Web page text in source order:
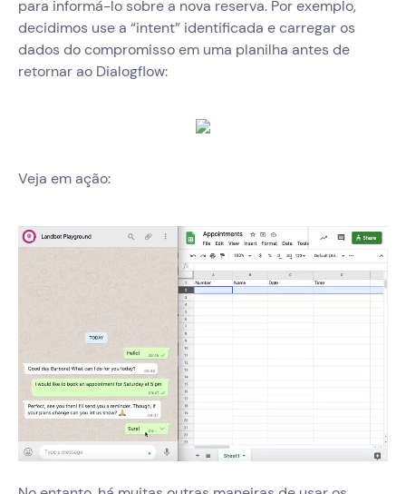
para informá-lo sobre a nova reserva. Por exemplo,
decidimos use a “intent” identificada e carregar os
dados do compromisso em uma planilha antes de
retornar ao Dialogflow:
Veja em ação: